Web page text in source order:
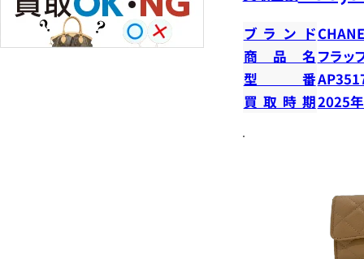
ブランド
商品名 フラッ
型番
買取時期2025